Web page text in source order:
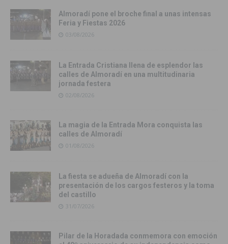
Almoradí pone el broche final a unas intensas
Feria y Fiestas 2026
03/08/2026
La Entrada Cristiana llena de esplendor las
calles de Almoradí en una multitudinaria
jornada festera
02/08/2026
La magia de la Entrada Mora conquista las
calles de Almoradí
01/08/2026
La fiesta se adueña de Almoradí con la
presentación de los cargos festeros y la toma
del castillo
31/07/2026
Pilar de la Horadada conmemora con emoción